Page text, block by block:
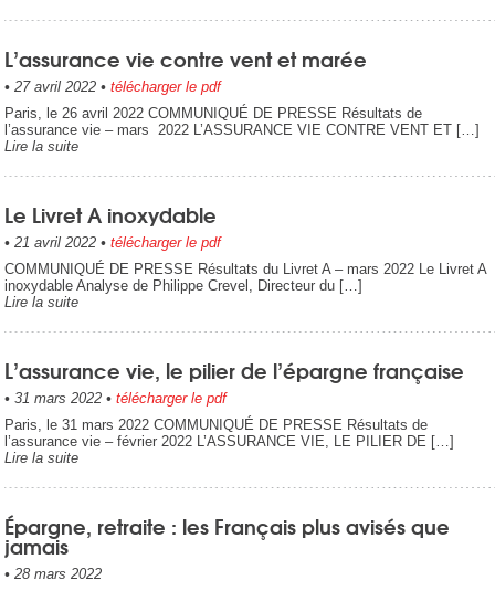
L’assurance vie contre vent et marée
• 27 avril 2022• télécharger le pdf
Paris, le 26 avril 2022 COMMUNIQUÉ DE PRESSE Résultats de
l’assurance vie – mars 2022 L’ASSURANCE VIE CONTRE VENT ET […]
Lire la suite
Le Livret A inoxydable
• 21 avril 2022• télécharger le pdf
COMMUNIQUÉ DE PRESSE Résultats du Livret A – mars 2022 Le Livret A
inoxydable Analyse de Philippe Crevel, Directeur du […]
Lire la suite
L’assurance vie, le pilier de l’épargne française
• 31 mars 2022• télécharger le pdf
Paris, le 31 mars 2022 COMMUNIQUÉ DE PRESSE Résultats de
l’assurance vie – février 2022 L’ASSURANCE VIE, LE PILIER DE […]
Lire la suite
Épargne, retraite : les Français plus avisés que
jamais
• 28 mars 2022